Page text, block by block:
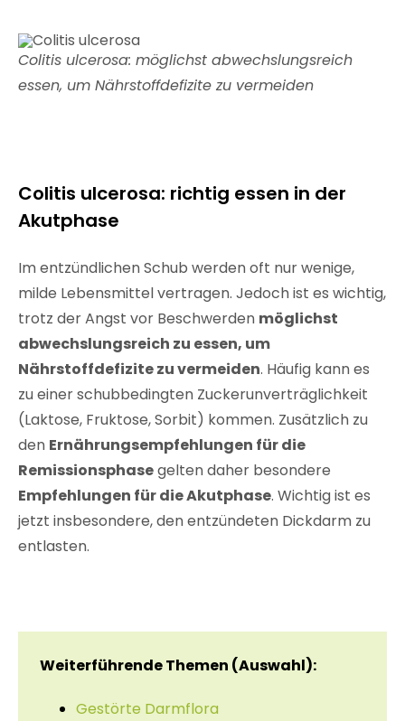
Colitis ulcerosa: möglichst abwechslungsreich
essen, um Nährstoffdefizite zu vermeiden
Colitis ulcerosa: richtig essen in der
Akutphase
Im entzündlichen Schub werden oft nur wenige,
milde Lebensmittel vertragen. Jedoch ist es wichtig,
trotz der Angst vor Beschwerden möglichst
abwechslungsreich zu essen, um
Nährstoffdefizite zu vermeiden. Häufig kann es
zu einer schubbedingten Zuckerunverträglichkeit
(Laktose, Fruktose, Sorbit) kommen. Zusätzlich zu
den Ernährungsempfehlungen für die
Remissionsphasegelten daher besondere
Empfehlungen für die Akutphase. Wichtig ist es
jetzt insbesondere, den entzündeten Dickdarm zu
entlasten.
Weiterführende Themen (Auswahl):
Gestörte Darmflora